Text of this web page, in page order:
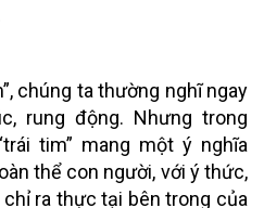
chúng ta thường nghĩ ngay
rung động. Nhưng trong
tim” mang một ý nghĩa
thể con người, với ý thức,
ra thực tại bên trong của